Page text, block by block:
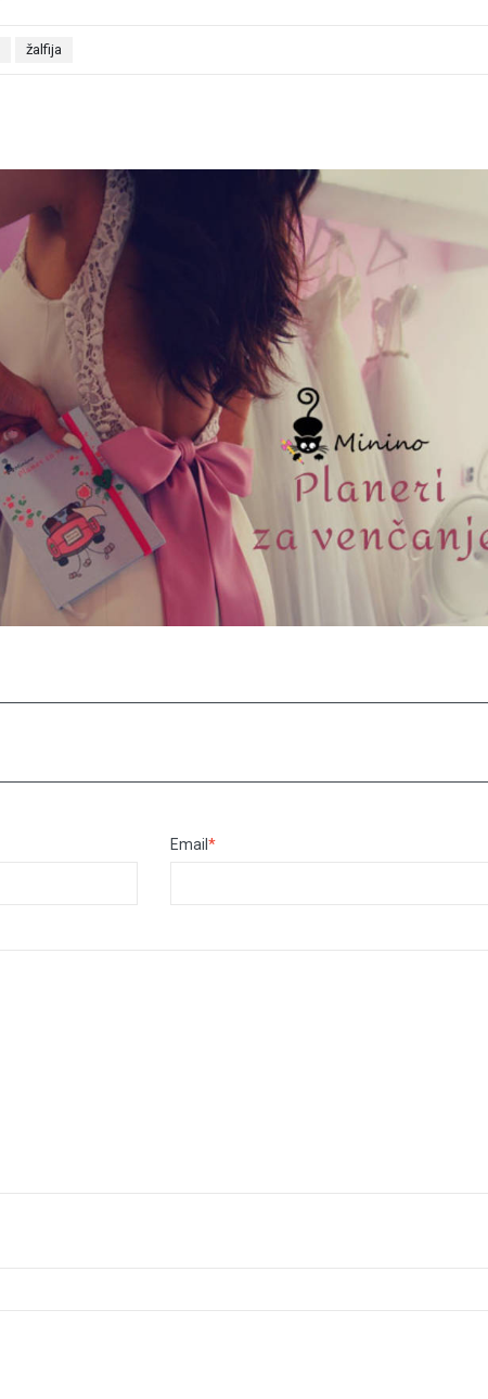
žalfija
Email *